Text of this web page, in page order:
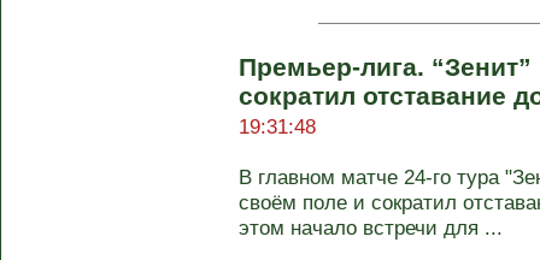
Премьер-лига.
сократил отставание
19:31:48
В главном матче 24-го тура
своём поле и сократил
этом начало встречи для ...